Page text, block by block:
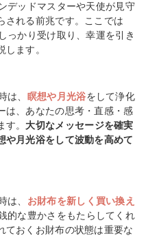
デッドマスターや天使が見守
される前兆です。ここでは
っかり受け取り、幸運を引き
ます。
は、 瞑想や月光浴をして浄化
は、あなたの思考・直感・感
。 大切なメッセージを確実
や月光浴をして波動を高めて
は、 お財布を新しく買い換え
的な豊かさをもたらしてくれ
ておくお財布の状態は重要な